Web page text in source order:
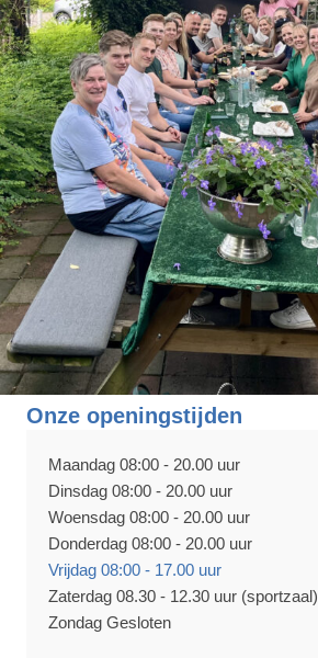
Onze openingstijden
Maandag 08:00 - 20.00 uur
Dinsdag 08:00 - 20.00 uur
Woensdag 08:00 - 20.00 uur
Donderdag 08:00 - 20.00 uur
Vrijdag 08:00 - 17.00 uur
Zaterdag 08.30 - 12.30 uur (sportzaal)
Zondag Gesloten